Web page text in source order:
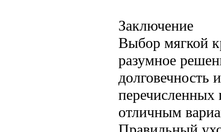
Заключение
Выбор мягкой
разумное
долговечность
перечисленных
отличным